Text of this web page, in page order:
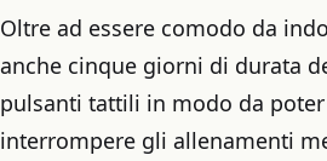
Oltre ad essere comodo da
anche cinque giorni di durata
pulsanti tattili in modo da
interrompere gli allenamenti